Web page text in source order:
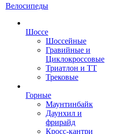
Велосипеды
Шоссе
Шоссейные
Гравийные и
Циклокроссовые
Триатлон и ТТ
Трековые
Горные
Маунтинбайк
Даунхил и
фрирайд
Кросс-кантри